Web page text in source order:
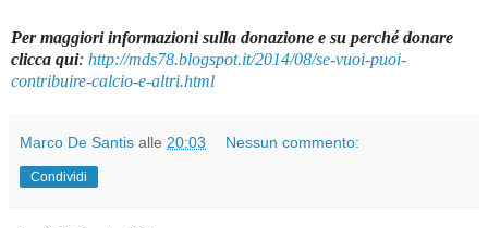
Per maggiori informazioni sulla donazione e su perché donare
clicca qui: http://mds78.blogspot.it/2014/08/se-vuoi-puoi-
contribuire-calcio-e-altri.html
Marco De Santis alle 20:03 Nessun commento:
Condividi